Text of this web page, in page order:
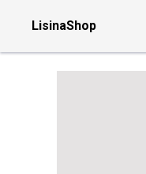
LisinaShop